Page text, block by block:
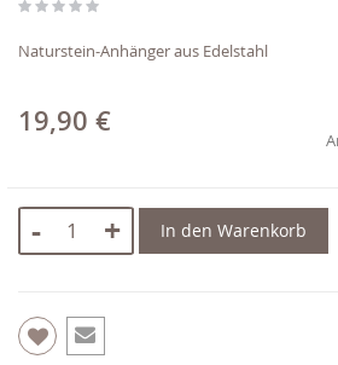
springen
Naturstein-Anhänger aus Edelstahl
19,90 €
- + In den Warenkorb